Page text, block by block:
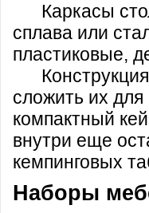
Каркасы
сплава или
пластиковые,
сложить их
компактный
внутри еще
кемпинговых
Наборы